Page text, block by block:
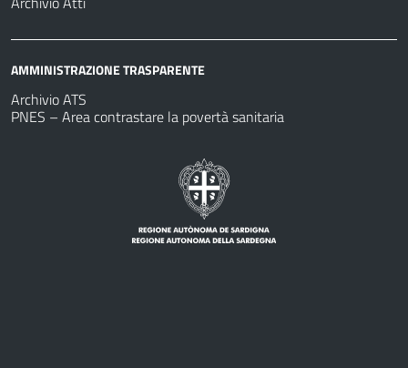
AMMINISTRAZIONE TRASPARENTE
Archivio ATS
PNES – Area contrastare la povertà sanitaria